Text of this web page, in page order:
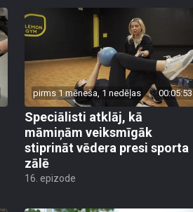
pirms 1 mēneša, 1 nedēļas 00:05:53
Speciālisti atklāj, kā
māmiņām veiksmīgāk
stiprināt vēdera presi sporta
zālē
16. epizode